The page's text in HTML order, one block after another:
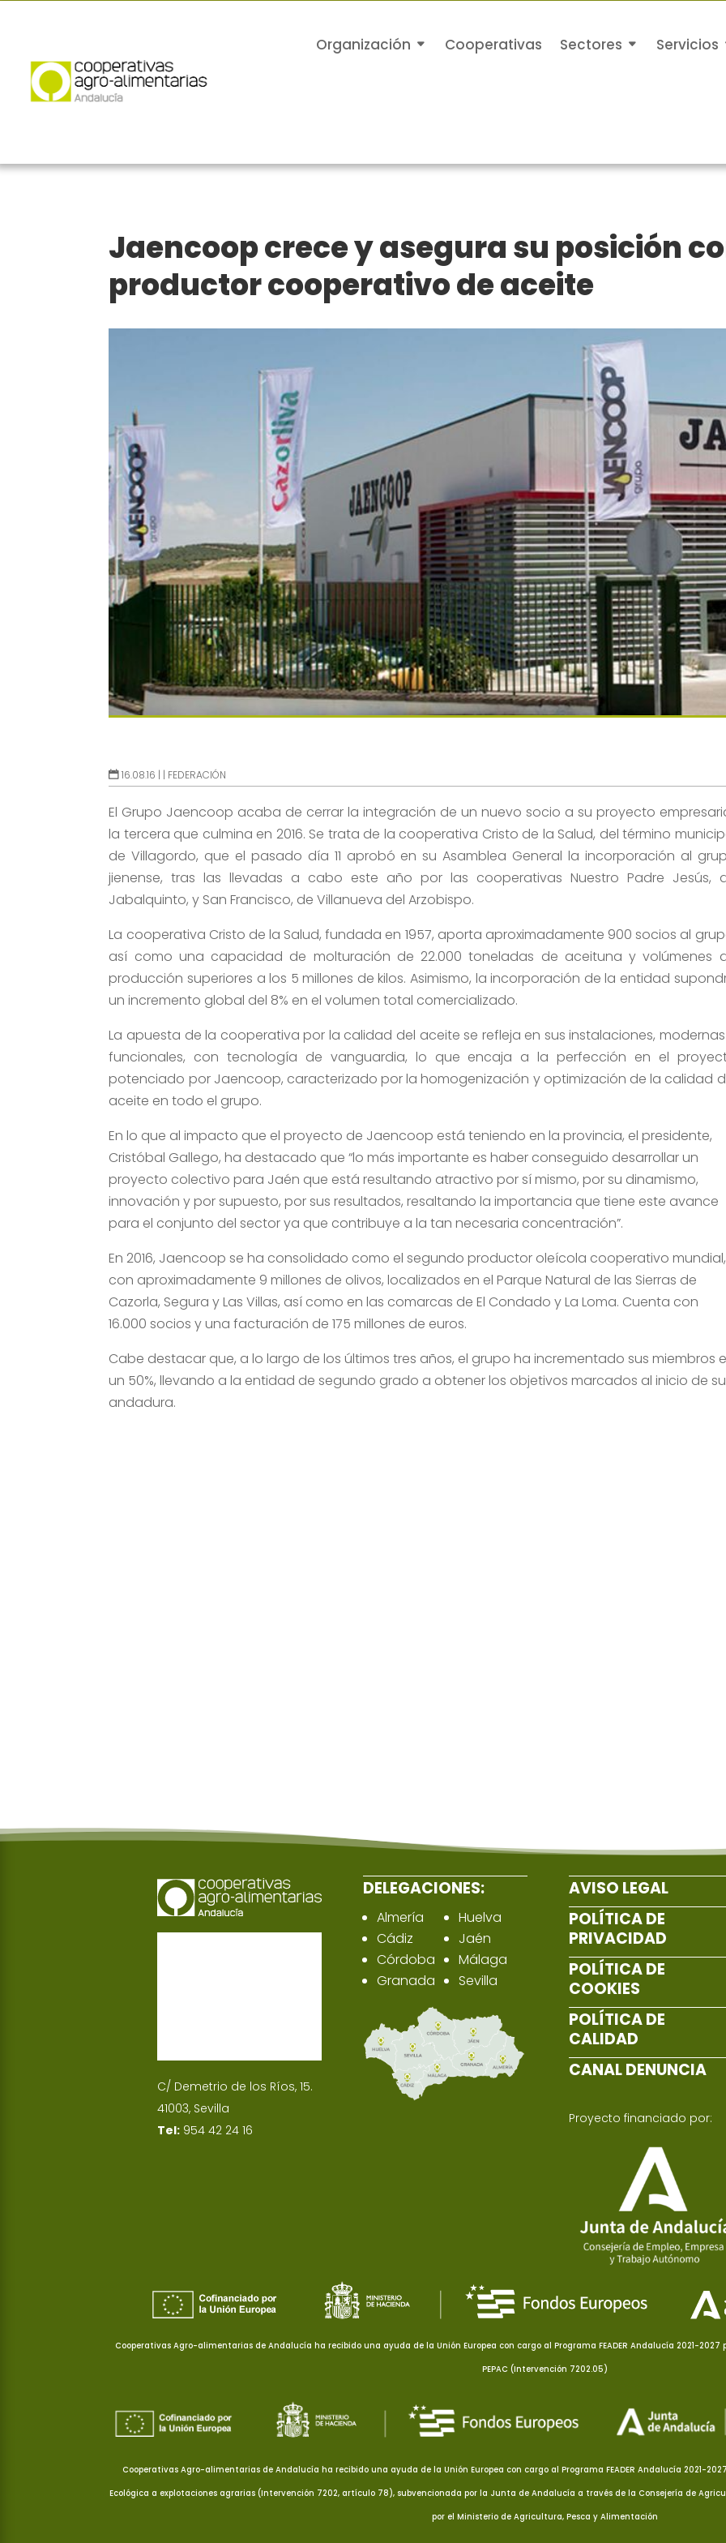
Organización Cooperativas Sectores Servicios
Jaencoop crece y asegura su posición
productor cooperativo de aceite
16.08.16 | | FEDERACIÓN
El Grupo Jaencoop acaba de cerrar la integración de un nuevo socio a su proyecto
la tercera que culmina en 2016. Se trata de la cooperativa Cristo de la Salud, del término
de Villagordo, que el pasado día 11 aprobó en su Asamblea General la incorporación al
jienense, tras las llevadas a cabo este año por las cooperativas Nuestro Padre Jesús,
Jabalquinto, y San Francisco, de Villanueva del Arzobispo.
La cooperativa Cristo de la Salud, fundada en 1957, aporta aproximadamente 900 socios al
así como una capacidad de molturación de 22.000 toneladas de aceituna y volúmenes
producción superiores a los 5 millones de kilos. Asimismo, la incorporación de la entidad
un incremento global del 8% en el volumen total comercializado.
La apuesta de la cooperativa por la calidad del aceite se refleja en sus instalaciones,
funcionales, con tecnología de vanguardia, lo que encaja a la perfección en el
potenciado por Jaencoop, caracterizado por la homogenización y optimización de la calidad
aceite en todo el grupo.
En lo que al impacto que el proyecto de Jaencoop está teniendo en la provincia, el presidente,
Cristóbal Gallego, ha destacado que “lo más importante es haber conseguido desarrollar un
proyecto colectivo para Jaén que está resultando atractivo por sí mismo, por su dinamismo,
innovación y por supuesto, por sus resultados, resaltando la importancia que tiene este avance
para el conjunto del sector ya que contribuye a la tan necesaria concentración”.
En 2016, Jaencoop se ha consolidado como el segundo productor oleícola cooperativo mundial,
con aproximadamente 9 millones de olivos, localizados en el Parque Natural de las Sierras de
Cazorla, Segura y Las Villas, así como en las comarcas de El Condado y La Loma. Cuenta con
16.000 socios y una facturación de 175 millones de euros.
Cabe destacar que, a lo largo de los últimos tres años, el grupo ha incrementado sus miembros
un 50%, llevando a la entidad de segundo grado a obtener los objetivos marcados al inicio de su
andadura.
C/ Demetrio de los Ríos, 15.
41003, Sevilla
Tel: 954 42 24 16
DELEGACIONES:
Almería
Cádiz
Córdoba
Granada
Huelva
Jaén
Málaga
Sevilla
AVISO LEGAL
POLÍTICA DE
PRIVACIDAD
POLÍTICA DE
COOKIES
POLÍTICA DE
CALIDAD
CANAL DENUNCIA
Proyecto financiado por:
Cooperativas Agro-alimentarias de Andalucía ha recibido una ayuda de la Unión Europea con cargo al Programa FEADER Andalucía 2021-2027
PEPAC (Intervención 7202.05)
Cooperativas Agro-alimentarias de Andalucía ha recibido una ayuda de la Unión Europea con cargo al Programa FEADER Andalucía 2021-
Ecológica a explotaciones agrarias (Intervención 7202, artículo 78), subvencionada por la Junta de Andalucía a través de la Consejería de
por el Ministerio de Agricultura, Pesca y Alimentación